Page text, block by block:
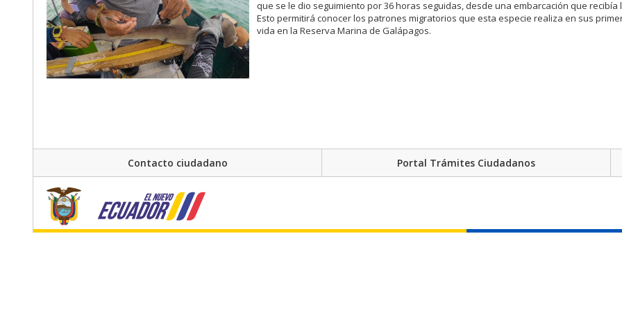
que se le dio seguimiento por 36 horas seguidas, desde una embarcación que recibía
Esto permitirá conocer los patrones migratorios que esta especie realiza en sus
vida en la Reserva Marina de Galápagos.
Contacto ciudadano Portal Trámites Ciudadanos